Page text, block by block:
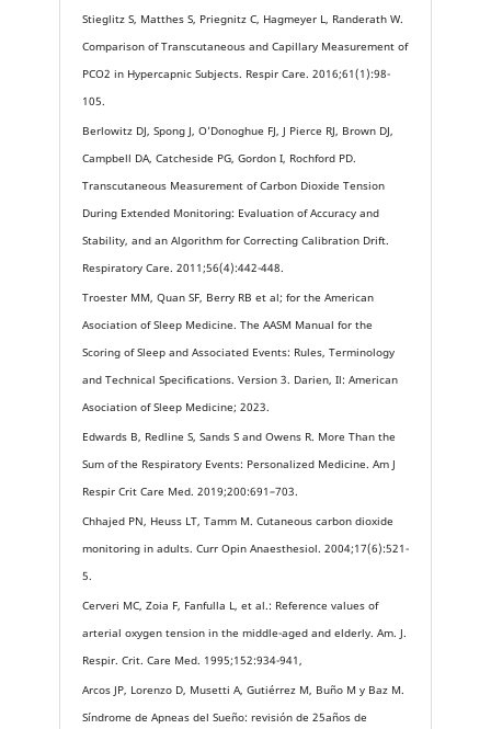
Stieglitz S, Matthes S, Priegnitz C, Hagmeyer L, Randerath W.
Comparison of Transcutaneous and Capillary Measurement of
PCO2 in Hypercapnic Subjects. Respir Care. 2016;61(1):98-
105.
Berlowitz DJ, Spong J, O’Donoghue FJ, J Pierce RJ, Brown DJ,
Campbell DA, Catcheside PG, Gordon I, Rochford PD.
Transcutaneous Measurement of Carbon Dioxide Tension
During Extended Monitoring: Evaluation of Accuracy and
Stability, and an Algorithm for Correcting Calibration Drift.
Respiratory Care. 2011;56(4):442-448.
Troester MM, Quan SF, Berry RB et al; for the American
Asociation of Sleep Medicine. The AASM Manual for the
Scoring of Sleep and Associated Events: Rules, Terminology
and Technical Specifications. Version 3. Darien, Il: American
Asociation of Sleep Medicine; 2023.
Edwards B, Redline S, Sands S and Owens R. More Than the
Sum of the Respiratory Events: Personalized Medicine. Am J
Respir Crit Care Med. 2019;200:691–703.
Chhajed PN, Heuss LT, Tamm M. Cutaneous carbon dioxide
monitoring in adults. Curr Opin Anaesthesiol. 2004;17(6):521-
5.
Cerveri MC, Zoia F, Fanfulla L, et al.: Reference values of
arterial oxygen tension in the middle-aged and elderly. Am. J.
Respir. Crit. Care Med. 1995;152:934-941,
Arcos JP, Lorenzo D, Musetti A, Gutiérrez M, Buño M y Baz M.
Síndrome de Apneas del Sueño: revisión de 25años de